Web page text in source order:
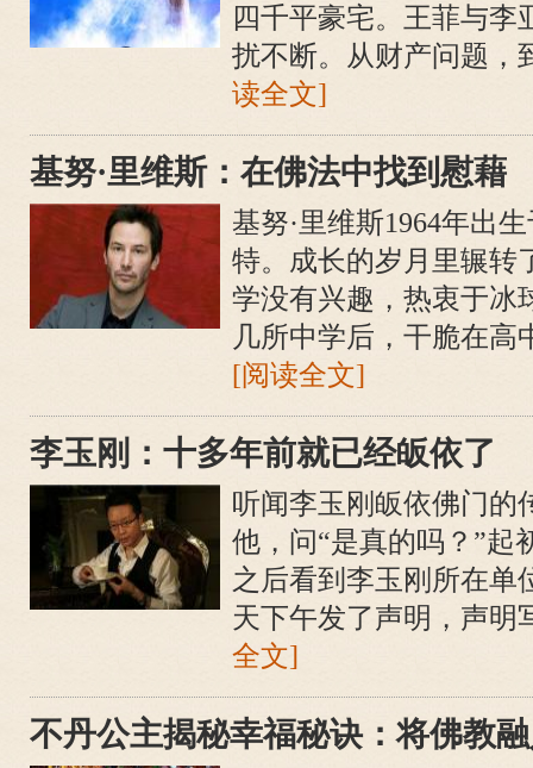
四千平豪宅。王菲与李
扰不断。从财产问题，
读全文]
基努·里维斯：在佛法中找到慰藉
基努·里维斯1964年出
特。成长的岁月里辗转
学没有兴趣，热衷于冰
几所中学后，干脆在高
[阅读全文]
李玉刚：十多年前就已经皈依了
听闻李玉刚皈依佛门的
他，问“是真的吗？”起
之后看到李玉刚所在单
天下午发了声明，声明
全文]
不丹公主揭秘幸福秘诀：将佛教